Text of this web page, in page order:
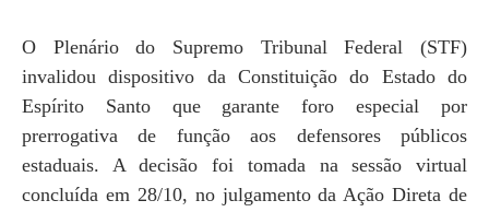
O Plenário do Supremo Tribunal Federal (STF)
invalidou dispositivo da Constituição do Estado do
Espírito Santo que garante foro especial por
prerrogativa de função aos defensores públicos
estaduais. A decisão foi tomada na sessão virtual
concluída em 28/10, no julgamento da Ação Direta de